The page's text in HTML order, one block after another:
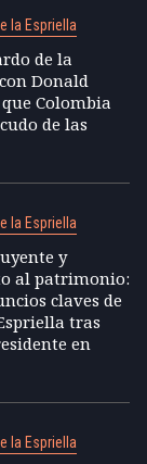
la Espriella
de la
Donald
Colombia
de las
la Espriella
y
al patrimonio:
claves de
tras
en
la Espriella